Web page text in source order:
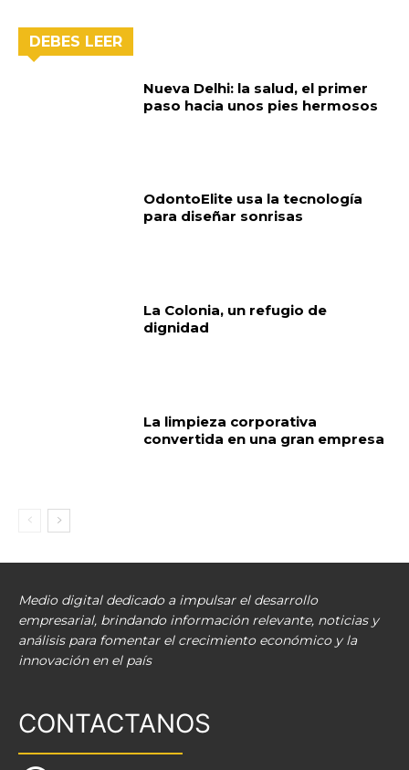
DEBES LEER
Nueva Delhi: la salud, el primer
paso hacia unos pies hermosos
OdontoElite usa la tecnología
para diseñar sonrisas
La Colonia, un refugio de
dignidad
La limpieza corporativa
convertida en una gran empresa
Medio digital dedicado a impulsar el desarrollo
empresarial, brindando información relevante, noticias y
análisis para fomentar el crecimiento económico y la
innovación en el país
CONTACTANOS